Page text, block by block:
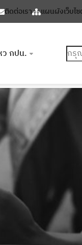
ติดต่อเรา แผนผังเว็บไ
ว กปน. ค้นหา